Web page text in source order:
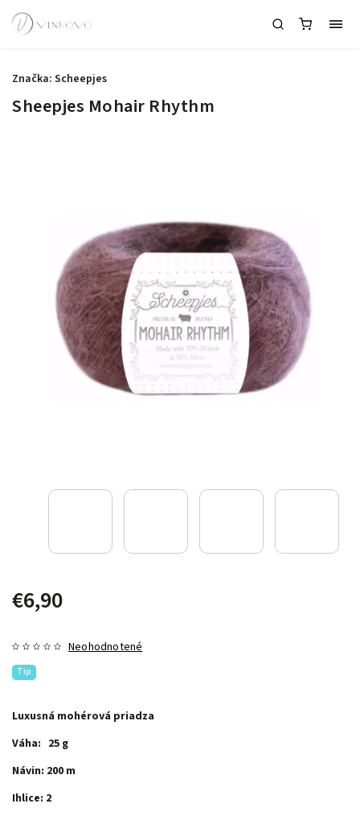
Sheepjes Mohair Rhythm
€6,90
Tip
Neohodnotené
Luxusná mohérová priadza
Váha: 25 g
Návin: 200 m
Ihlice: 2
Značka: Scheepjes